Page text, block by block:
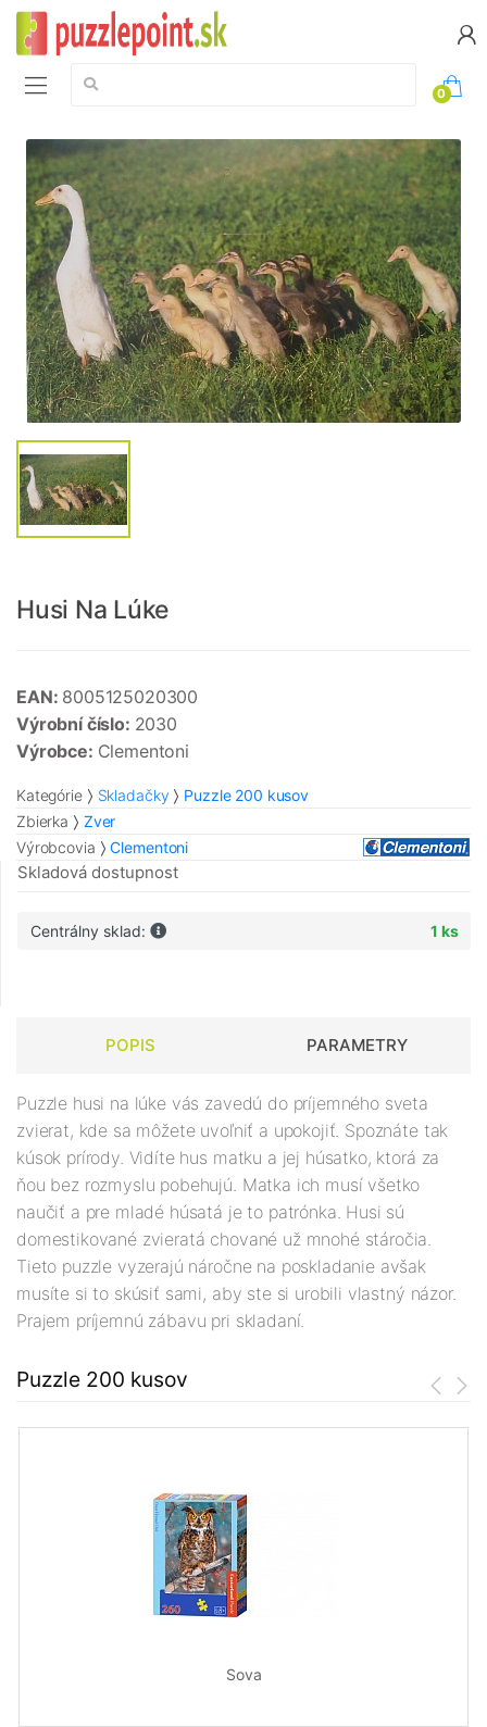
Vyhledávání:
0
Husi Na Lúke
EAN: 8005125020300
Výrobní číslo: 2030
Výrobce: Clementoni
Kategórie Skladačky
Puzzle 200 kusov
Zbierka
Zver
Výrobcovia
Clementoni
Skladová dostupnost
Centrálny sklad: 1 ks
POPIS PARAMETRY
Puzzle husi na lúke vás zavedú do príjemného sveta
zvierat, kde sa môžete uvoľniť a upokojiť. Spoznáte tak
kúsok prírody. Vidíte hus matku a jej húsatko, ktorá za
ňou bez rozmyslu pobehujú. Matka ich musí všetko
naučiť a pre mladé húsatá je to patrónka. Husi sú
domestikované zvieratá chované už mnohé stáročia.
Tieto puzzle vyzerajú náročne na poskladanie avšak
musíte si to skúsiť sami, aby ste si urobili vlastný názor.
Prajem príjemnú zábavu pri skladaní.
Puzzle 200 kusov
Sova